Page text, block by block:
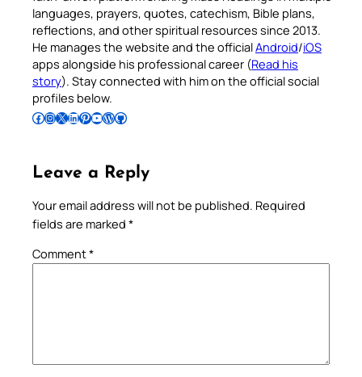
languages, prayers, quotes, catechism, Bible plans,
reflections, and other spiritual resources since 2013.
He manages the website and the officialAndroid/iOS
apps alongside his professional career (Read his
story). Stay connected with him on the official social
profiles below.
Follow Pradeep on Facebook Follow Pradeep on InstagramFollow Pradeep on X Follow Pradeep on LinkedIn Follow Pradeep on Pinterest Subscribe to Pradeep’s Youtube Channel Follow Pradeep on WordPress Follow Pradeep on GitHub
Leave a Reply
Your email address will not be published. Required
fields are marked *
Comment*